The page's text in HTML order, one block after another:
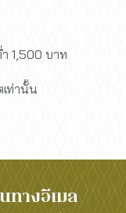
1,500 บาท
เท่านั้น
ทางอีเมล